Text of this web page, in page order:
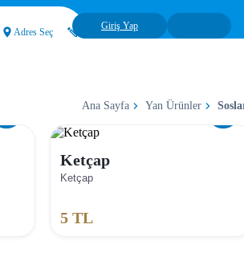
Adres Seç
Giriş Yap
Ana Sayfa Yan Ürünler
Ketçap
Ketçap
5 TL